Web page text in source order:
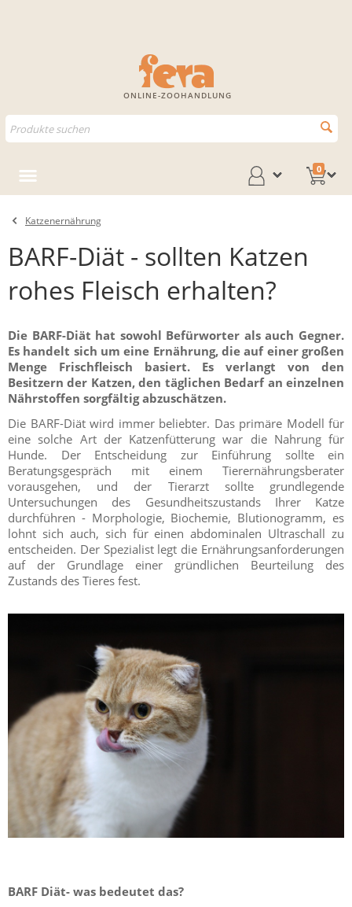
ONLINE-ZOOHANDLUNG
0
Katzenernährung
BARF-Diät - sollten Katzen
rohes Fleisch erhalten?
Die BARF-Diät hat sowohl Befürworter als auch Gegner.
Es handelt sich um eine Ernährung, die auf einer großen
Menge Frischfleisch basiert. Es verlangt von den
Besitzern der Katzen, den täglichen Bedarf an einzelnen
Nährstoffen sorgfältig abzuschätzen.
Die BARF-Diät wird immer beliebter. Das primäre Modell für
eine solche Art der Katzenfütterung war die Nahrung für
Hunde. Der Entscheidung zur Einführung sollte ein
Beratungsgespräch mit einem Tierernährungsberater
vorausgehen, und der Tierarzt sollte grundlegende
Untersuchungen des Gesundheitszustands Ihrer Katze
durchführen - Morphologie, Biochemie, Blutionogramm, es
lohnt sich auch, sich für einen abdominalen Ultraschall zu
entscheiden. Der Spezialist legt die Ernährungsanforderungen
auf der Grundlage einer gründlichen Beurteilung des
Zustands des Tieres fest.
BARF Diät- was bedeutet das?